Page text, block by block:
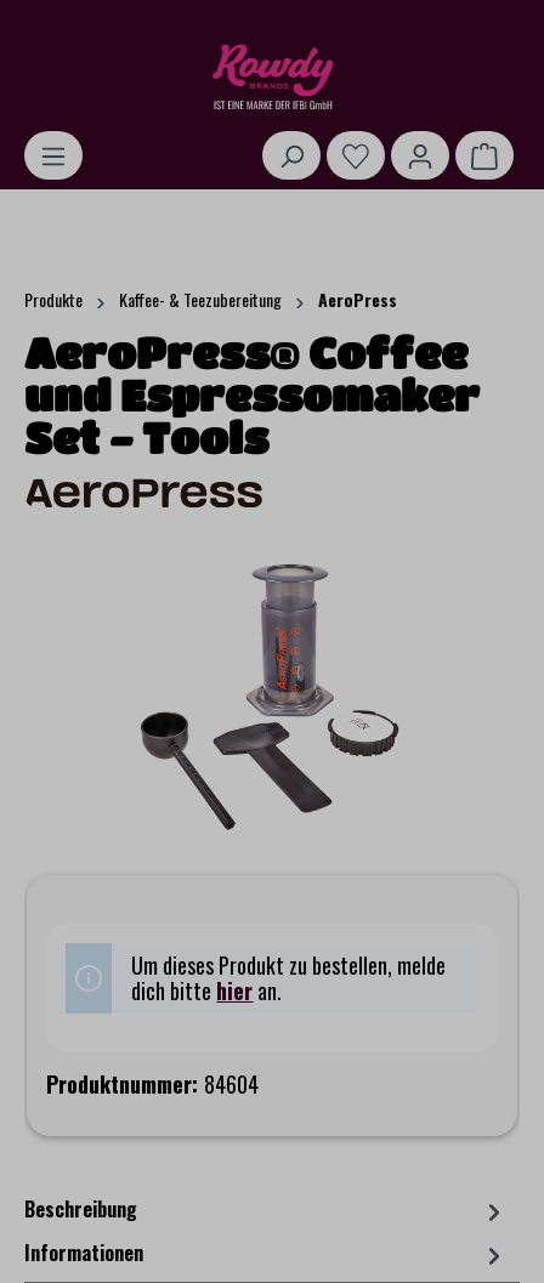
Produkte Kaffee- & Teezubereitung AeroPress
AeroPress® Coffee
und Espressomaker
Set - Tools
Um dieses Produkt zu bestellen, melde
dich bitte hieran.
Produktnummer: 84604
Beschreibung
Informationen